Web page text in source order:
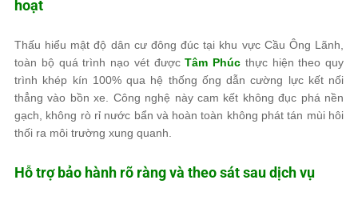
hoạt
Thấu hiểu mật độ dân cư đông đúc tại khu vực Cầu Ông Lãnh,
toàn bộ quá trình nạo vét đượcTâm Phúc thực hiện theo quy
trình khép kín 100% qua hệ thống ống dẫn cường lực kết nối
thẳng vào bồn xe. Công nghệ này cam kết không đục phá nền
gạch, không rò rỉ nước bẩn và hoàn toàn không phát tán mùi hôi
thối ra môi trường xung quanh.
Hỗ trợ bảo hành rõ ràng và theo sát sau dịch vụ